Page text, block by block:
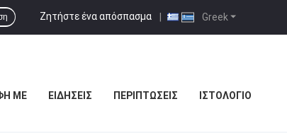
Greek
Ζητήστε ένα απόσπασμα |
ΜΕ ΕΙΔΉΣΕΙΣ ΠΕΡΙΠΤΏΣΕΙΣ ΙΣΤΟΛΌΓΙΟ